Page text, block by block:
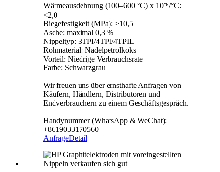
Wärmeausdehnung (100–600 °C) x 10⁻⁶/°C:
<2,0
Biegefestigkeit (MPa): >10,5
Asche: maximal 0,3 %
Nippeltyp: 3TPI/4TPI/4TPIL
Rohmaterial: Nadelpetrolkoks
Vorteil: Niedrige Verbrauchsrate
Farbe: Schwarzgrau
Wir freuen uns über ernsthafte Anfragen von
Käufern, Händlern, Distributoren und
Endverbrauchern zu einem Geschäftsgespräch.
Handynummer (WhatsApp & WeChat):
+8619033170560
AnfrageDetail